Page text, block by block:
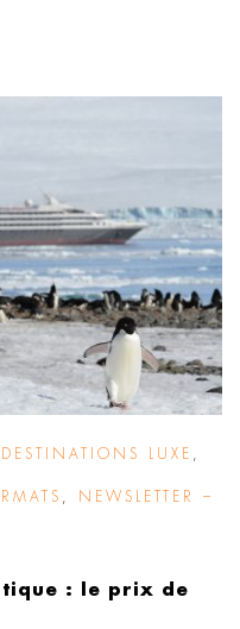
LUXE
NEWSLETTER –
: le prix de